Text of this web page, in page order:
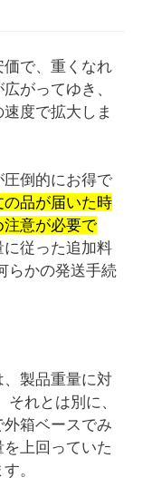
で、重くなれ
がってゆき、
度で拡大しま
倒的にお得で
品が届いた時
注意が必要で
従った追加料
らかの発送手続
製品重量に対
れとは別に、
箱ベースでみ
上回っていた
。